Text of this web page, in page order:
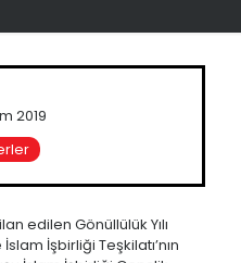
2019
edilen Gönüllülük Yılı
İşbirliği Teşkilatı’nın